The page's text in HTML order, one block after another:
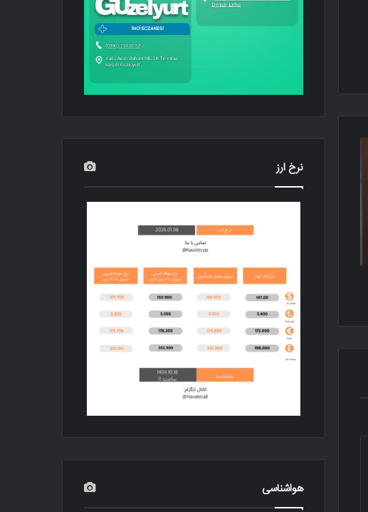
نرخ ارز
هواشناسی